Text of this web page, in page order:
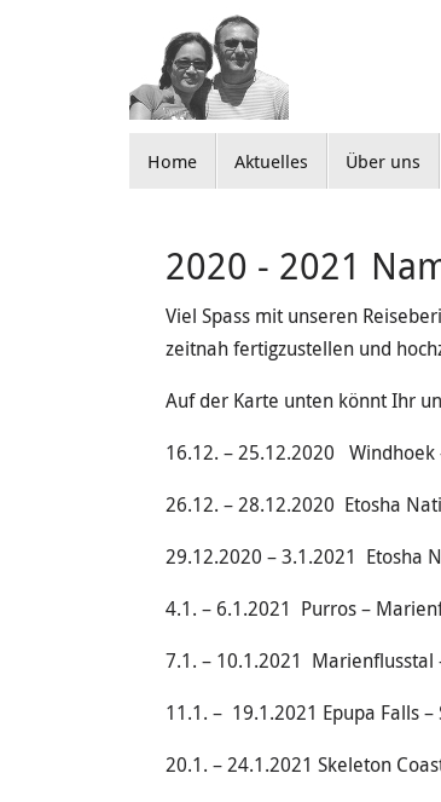
Inhalt
Home Aktuelles Über uns
2020 - 2021
Viel Spass mit unseren
zeitnah fertigzustellen und
Auf der Karte unten könnt Ihr
16.12. – 25.12.2020 Windhoek
26.12. – 28.12.2020 Etosha
29.12.2020 – 3.1.2021 Etosha
4.1. – 6.1.2021 Purros –
7.1. – 10.1.2021 Marienflusstal
11.1. – 19.1.2021 Epupa Falls –
20.1. – 24.1.2021 Skeleton